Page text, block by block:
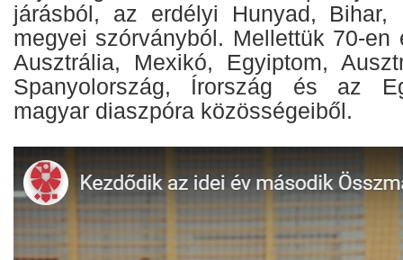
járásból, az erdélyi Hunyad, Bihar,
megyei szórványból. Mellettük 70-en
Ausztrália, Mexikó, Egyiptom,
Spanyolország, Írország és az
magyar diaszpóra közösségeiből.